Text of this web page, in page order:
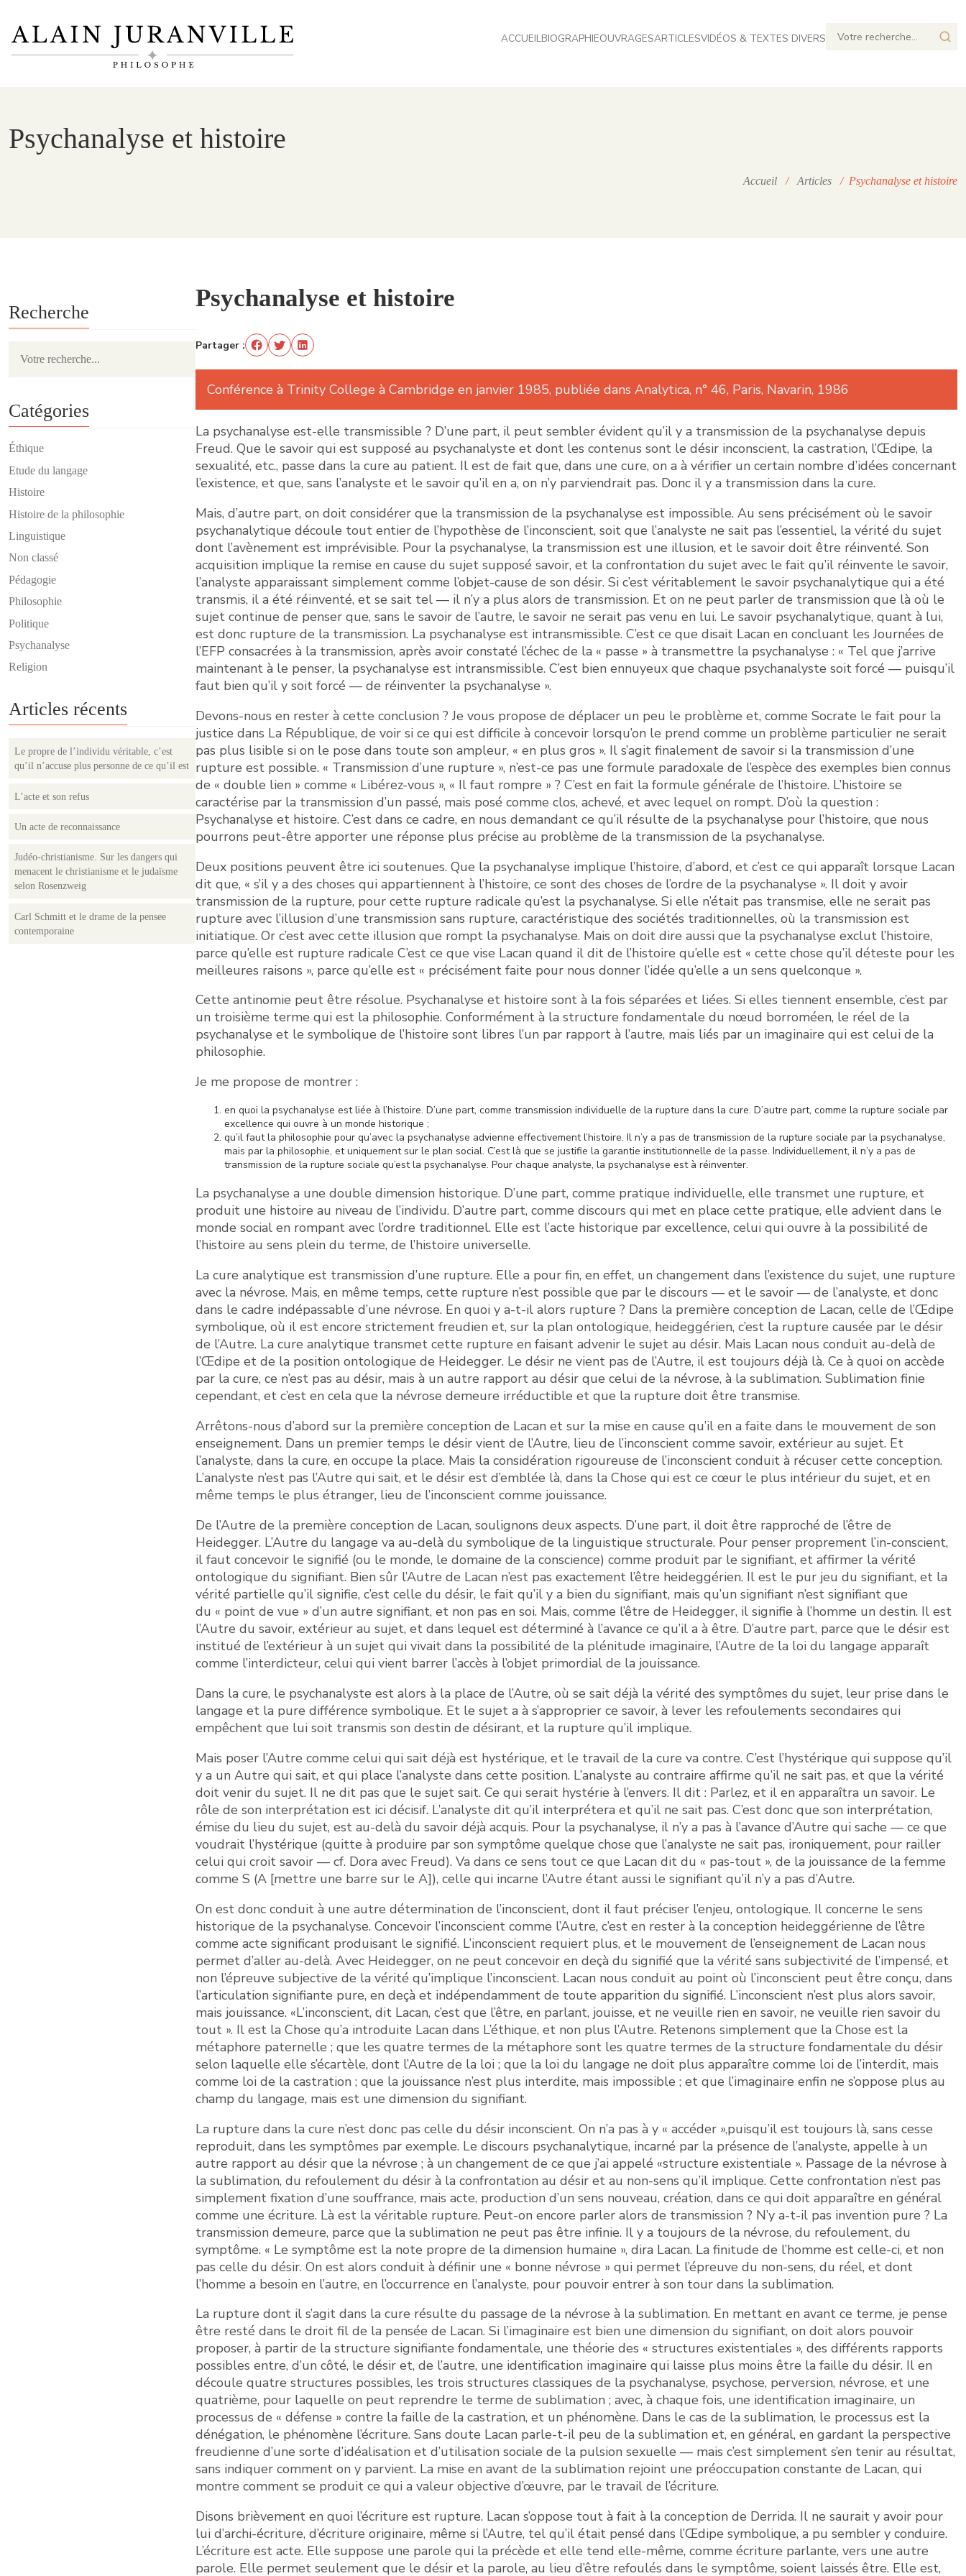
ACCUEILBIOGRAPHIEOUVRAGESARTICLESVIDÉOS & TEXTES DIVERS
Psychanalyse et histoire
Accueil / Articles / Psychanalyse et histoire
Psychanalyse et histoire
Partager :
Conférence à Trinity College à Cambridge en janvier 1985, publiée dans Analytica, n° 46, Paris, Navarin, 1986
La psychanalyse est-elle transmissible ? D’une part, il peut sembler évident qu’il y a transmission de la psychanalyse depuis
Freud. Que le savoir qui est supposé au psychanalyste et dont les contenus sont le désir inconscient, la castration, l’Œdipe, la
sexualité, etc., passe dans la cure au patient. Il est de fait que, dans une cure, on a à vérifier un certain nombre d’idées concernant
l’existence, et que, sans l’analyste et le savoir qu’il en a, on n’y parviendrait pas. Donc il y a transmission dans la cure.
Mais, d’autre part, on doit considérer que la transmission de la psychanalyse est impossible. Au sens précisément où le savoir
psychanalytique découle tout entier de l’hypothèse de l’inconscient, soit que l’analyste ne sait pas l’essentiel, la vérité du sujet
dont l’avènement est imprévisible. Pour la psychanalyse, la transmission est une illusion, et le savoir doit être réinventé. Son
acquisition implique la remise en cause du sujet supposé savoir, et la confrontation du sujet avec le fait qu’il réinvente le savoir,
l’analyste apparaissant simplement comme l’objet-cause de son désir. Si c’est véritablement le savoir psychanalytique qui a été
transmis, il a été réinventé, et se sait tel — il n’y a plus alors de transmission. Et on ne peut parler de transmission que là où le
sujet continue de penser que, sans le savoir de l’autre, le savoir ne serait pas venu en lui. Le savoir psychanalytique, quant à lui,
est donc rupture de la transmission. La psychanalyse est intransmissible. C’est ce que disait Lacan en concluant les Journées de
l’EFP consacrées à la transmission, après avoir constaté l’échec de la « passe » à transmettre la psychanalyse : « Tel que j’arrive
maintenant à le penser, la psychanalyse est intransmissible. C’est bien ennuyeux que chaque psychanalyste soit forcé — puisqu’il
faut bien qu’il y soit forcé — de réinventer la psychanalyse ».
Devons-nous en rester à cette conclusion ? Je vous propose de déplacer un peu le problème et, comme Socrate le fait pour la
justice dans La République, de voir si ce qui est difficile à concevoir lorsqu’on le prend comme un problème particulier ne serait
pas plus lisible si on le pose dans toute son ampleur, « en plus gros ». Il s’agit finalement de savoir si la transmission d’une
rupture est possible. « Transmission d’une rupture », n’est-ce pas une formule paradoxale de l’espèce des exemples bien connus
de « double lien » comme « Libérez-vous », « Il faut rompre » ? C’est en fait la formule générale de l’histoire. L’histoire se
caractérise par la transmission d’un passé, mais posé comme clos, achevé, et avec lequel on rompt. D’où la question :
Psychanalyse et histoire. C’est dans ce cadre, en nous demandant ce qu’il résulte de la psychanalyse pour l’histoire, que nous
pourrons peut-être apporter une réponse plus précise au problème de la transmission de la psychanalyse.
Deux positions peuvent être ici soutenues. Que la psychanalyse implique l’histoire, d’abord, et c’est ce qui apparaît lorsque Lacan
dit que, « s’il y a des choses qui appartiennent à l’histoire, ce sont des choses de l’ordre de la psychanalyse ». Il doit y avoir
transmission de la rupture, pour cette rupture radicale qu’est la psychanalyse. Si elle n’était pas transmise, elle ne serait pas
rupture avec l’illusion d’une transmission sans rupture, caractéristique des sociétés traditionnelles, où la transmission est
initiatique. Or c’est avec cette illusion que rompt la psychanalyse. Mais on doit dire aussi que la psychanalyse exclut l’histoire,
parce qu’elle est rupture radicale C’est ce que vise Lacan quand il dit de l’histoire qu’elle est « cette chose qu’il déteste pour les
meilleures raisons », parce qu’elle est « précisément faite pour nous donner l’idée qu’elle a un sens quelconque ».
Cette antinomie peut être résolue. Psychanalyse et histoire sont à la fois séparées et liées. Si elles tiennent ensemble, c’est par
un troisième terme qui est la philosophie. Conformément à la structure fondamentale du nœud borroméen, le réel de la
psychanalyse et le symbolique de l’histoire sont libres l’un par rapport à l’autre, mais liés par un imaginaire qui est celui de la
philosophie.
Je me propose de montrer :
en quoi la psychanalyse est liée à l’histoire. D’une part, comme transmission individuelle de la rupture dans la cure. D’autre part, comme la rupture sociale par
excellence qui ouvre à un monde historique ;
qu’il faut la philosophie pour qu’avec la psychanalyse advienne effectivement l’histoire. Il n’y a pas de transmission de la rupture sociale par la psychanalyse,
mais par la philosophie, et uniquement sur le plan social. C’est là que se justifie la garantie institutionnelle de la passe. Individuellement, il n’y a pas de
transmission de la rupture sociale qu’est la psychanalyse. Pour chaque analyste, la psychanalyse est à réinventer.
La psychanalyse a une double dimension historique. D’une part, comme pratique individuelle, elle transmet une rupture, et
produit une histoire au niveau de l’individu. D’autre part, comme discours qui met en place cette pratique, elle advient dans le
monde social en rompant avec l’ordre traditionnel. Elle est l’acte historique par excellence, celui qui ouvre à la possibilité de
l’histoire au sens plein du terme, de l’histoire universelle.
La cure analytique est transmission d’une rupture. Elle a pour fin, en effet, un changement dans l’existence du sujet, une rupture
avec la névrose. Mais, en même temps, cette rupture n’est possible que par le discours — et le savoir — de l’analyste, et donc
dans le cadre indépassable d’une névrose. En quoi y a-t-il alors rupture ? Dans la première conception de Lacan, celle de l’Œdipe
symbolique, où il est encore strictement freudien et, sur la plan ontologique, heideggérien, c’est la rupture causée par le désir
de l’Autre. La cure analytique transmet cette rupture en faisant advenir le sujet au désir. Mais Lacan nous conduit au-delà de
l’Œdipe et de la position ontologique de Heidegger. Le désir ne vient pas de l’Autre, il est toujours déjà là. Ce à quoi on accède
par la cure, ce n’est pas au désir, mais à un autre rapport au désir que celui de la névrose, à la sublimation. Sublimation finie
cependant, et c’est en cela que la névrose demeure irréductible et que la rupture doit être transmise.
Arrêtons-nous d’abord sur la première conception de Lacan et sur la mise en cause qu’il en a faite dans le mouvement de son
enseignement. Dans un premier temps le désir vient de l’Autre, lieu de l’inconscient comme savoir, extérieur au sujet. Et
l’analyste, dans la cure, en occupe la place. Mais la considération rigoureuse de l’inconscient conduit à récuser cette conception.
L’analyste n’est pas l’Autre qui sait, et le désir est d’emblée là, dans la Chose qui est ce cœur le plus intérieur du sujet, et en
même temps le plus étranger, lieu de l’inconscient comme jouissance.
De l’Autre de la première conception de Lacan, soulignons deux aspects. D’une part, il doit être rapproché de l’être de
Heidegger. L’Autre du langage va au-delà du symbolique de la linguistique structurale. Pour penser proprement l’in-conscient,
il faut concevoir le signifié (ou le monde, le domaine de la conscience) comme produit par le signifiant, et affirmer la vérité
ontologique du signifiant. Bien sûr l’Autre de Lacan n’est pas exactement l’être heideggérien. Il est le pur jeu du signifiant, et la
vérité partielle qu’il signifie, c’est celle du désir, le fait qu’il y a bien du signifiant, mais qu’un signifiant n’est signifiant que
du « point de vue » d’un autre signifiant, et non pas en soi. Mais, comme l’être de Heidegger, il signifie à l’homme un destin. Il est
l’Autre du savoir, extérieur au sujet, et dans lequel est déterminé à l’avance ce qu’il a à être. D’autre part, parce que le désir est
institué de l’extérieur à un sujet qui vivait dans la possibilité de la plénitude imaginaire, l’Autre de la loi du langage apparaît
comme l’interdicteur, celui qui vient barrer l’accès à l’objet primordial de la jouissance.
Dans la cure, le psychanalyste est alors à la place de l’Autre, où se sait déjà la vérité des symptômes du sujet, leur prise dans le
langage et la pure différence symbolique. Et le sujet a à s’approprier ce savoir, à lever les refoulements secondaires qui
empêchent que lui soit transmis son destin de désirant, et la rupture qu’il implique.
Mais poser l’Autre comme celui qui sait déjà est hystérique, et le travail de la cure va contre. C’est l’hystérique qui suppose qu’il
y a un Autre qui sait, et qui place l’analyste dans cette position. L’analyste au contraire affirme qu’il ne sait pas, et que la vérité
doit venir du sujet. Il ne dit pas que le sujet sait. Ce qui serait hystérie à l’envers. Il dit : Parlez, et il en apparaîtra un savoir. Le
rôle de son interprétation est ici décisif. L’analyste dit qu’il interprétera et qu’il ne sait pas. C’est donc que son interprétation,
émise du lieu du sujet, est au-delà du savoir déjà acquis. Pour la psychanalyse, il n’y a pas à l’avance d’Autre qui sache — ce que
voudrait l’hystérique (quitte à produire par son symptôme quelque chose que l’analyste ne sait pas, ironiquement, pour railler
celui qui croit savoir — cf. Dora avec Freud). Va dans ce sens tout ce que Lacan dit du « pas-tout », de la jouissance de la femme
comme S (A [mettre une barre sur le A]), celle qui incarne l’Autre étant aussi le signifiant qu’il n’y a pas d’Autre.
On est donc conduit à une autre détermination de l’inconscient, dont il faut préciser l’enjeu, ontologique. Il concerne le sens
historique de la psychanalyse. Concevoir l’inconscient comme l’Autre, c’est en rester à la conception heideggérienne de l’être
comme acte significant produisant le signifié. L’inconscient requiert plus, et le mouvement de l’enseignement de Lacan nous
permet d’aller au-delà. Avec Heidegger, on ne peut concevoir en deçà du signifié que la vérité sans subjectivité de l’impensé, et
non l’épreuve subjective de la vérité qu’implique l’inconscient. Lacan nous conduit au point où l’inconscient peut être conçu, dans
l’articulation signifiante pure, en deçà et indépendamment de toute apparition du signifié. L’inconscient n’est plus alors savoir,
mais jouissance. «L’inconscient, dit Lacan, c’est que l’être, en parlant, jouisse, et ne veuille rien en savoir, ne veuille rien savoir du
tout ». Il est la Chose qu’a introduite Lacan dans L’éthique, et non plus l’Autre. Retenons simplement que la Chose est la
métaphore paternelle ; que les quatre termes de la métaphore sont les quatre termes de la structure fondamentale du désir
selon laquelle elle s’écartèle, dont l’Autre de la loi ; que la loi du langage ne doit plus apparaître comme loi de l’interdit, mais
comme loi de la castration ; que la jouissance n’est plus interdite, mais impossible ; et que l’imaginaire enfin ne s’oppose plus au
champ du langage, mais est une dimension du signifiant.
La rupture dans la cure n’est donc pas celle du désir inconscient. On n’a pas à y « accéder »,puisqu’il est toujours là, sans cesse
reproduit, dans les symptômes par exemple. Le discours psychanalytique, incarné par la présence de l’analyste, appelle à un
autre rapport au désir que la névrose ; à un changement de ce que j’ai appelé «structure existentiale ». Passage de la névrose à
la sublimation, du refoulement du désir à la confrontation au désir et au non-sens qu’il implique. Cette confrontation n’est pas
simplement fixation d’une souffrance, mais acte, production d’un sens nouveau, création, dans ce qui doit apparaître en général
comme une écriture. Là est la véritable rupture. Peut-on encore parler alors de transmission ? N’y a-t-il pas invention pure ? La
transmission demeure, parce que la sublimation ne peut pas être infinie. Il y a toujours de la névrose, du refoulement, du
symptôme. « Le symptôme est la note propre de la dimension humaine », dira Lacan. La finitude de l’homme est celle-ci, et non
pas celle du désir. On est alors conduit à définir une « bonne névrose » qui permet l’épreuve du non-sens, du réel, et dont
l’homme a besoin en l’autre, en l’occurrence en l’analyste, pour pouvoir entrer à son tour dans la sublimation.
La rupture dont il s’agit dans la cure résulte du passage de la névrose à la sublimation. En mettant en avant ce terme, je pense
être resté dans le droit fil de la pensée de Lacan. Si l’imaginaire est bien une dimension du signifiant, on doit alors pouvoir
proposer, à partir de la structure signifiante fondamentale, une théorie des « structures existentiales », des différents rapports
possibles entre, d’un côté, le désir et, de l’autre, une identification imaginaire qui laisse plus moins être la faille du désir. Il en
découle quatre structures possibles, les trois structures classiques de la psychanalyse, psychose, perversion, névrose, et une
quatrième, pour laquelle on peut reprendre le terme de sublimation ; avec, à chaque fois, une identification imaginaire, un
processus de « défense » contre la faille de la castration, et un phénomène. Dans le cas de la sublimation, le processus est la
dénégation, le phénomène l’écriture. Sans doute Lacan parle-t-il peu de la sublimation et, en général, en gardant la perspective
freudienne d’une sorte d’idéalisation et d’utilisation sociale de la pulsion sexuelle — mais c’est simplement s’en tenir au résultat,
sans indiquer comment on y parvient. La mise en avant de la sublimation rejoint une préoccupation constante de Lacan, qui
montre comment se produit ce qui a valeur objective d’œuvre, par le travail de l’écriture.
Disons brièvement en quoi l’écriture est rupture. Lacan s’oppose tout à fait à la conception de Derrida. Il ne saurait y avoir pour
lui d’archi-écriture, d’écriture originaire, même si l’Autre, tel qu’il était pensé dans l’Œdipe symbolique, a pu sembler y conduire.
L’écriture est acte. Elle suppose une parole qui la précède et elle tend elle-même, comme écriture parlante, vers une autre
parole. Elle permet seulement que le désir et la parole, au lieu d’être refoulés dans le symptôme, soient laissés être. Elle est,
Recherche
Catégories
Éthique
Etude du langage
Histoire
Histoire de la philosophie
Linguistique
Non classé
Pédagogie
Philosophie
Politique
Psychanalyse
Religion
Articles récents
Le propre de l’individu véritable, c’est
qu’il n’accuse plus personne de ce qu’il est
L’acte et son refus
Un acte de reconnaissance
Judéo-christianisme. Sur les dangers qui
menacent le christianisme et le judaïsme
selon Rosenzweig
Carl Schmitt et le drame de la pensee
contemporaine